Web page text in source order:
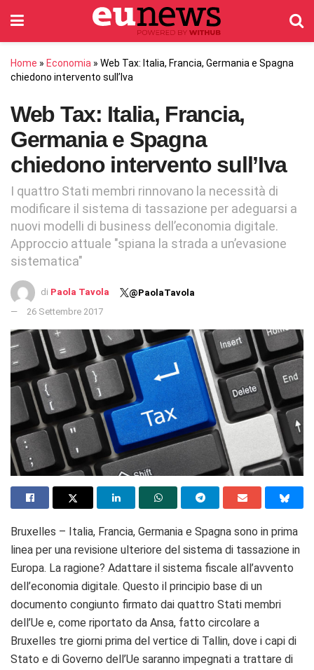
Home » Economia » Web Tax: Italia, Francia, Germania e Spagna
chiedono intervento sull’Iva
Web Tax: Italia, Francia,
Germania e Spagna
chiedono intervento sull’Iva
I quattro Stati membri rinnovano la necessità di
modificare il sistema di tassazione per adeguarsi a
nuovi modelli di business dell’economia digitale.
Approccio attuale "spiana la strada a un’evasione
sistematica"
di Paola Tavola
@PaolaTavola
26 Settembre 2017
Bruxelles – Italia, Francia, Germania e Spagna sono in prima
linea per una revisione ulteriore del sistema di tassazione in
Europa. La ragione? Adattare il sistema fiscale all’avvento
dell’economia digitale. Questo il principio base di un
documento congiunto firmato dai quattro Stati membri
dell’Ue e, come riportato da Ansa, fatto circolare a
Bruxelles tre giorni prima del vertice di Tallin, dove i capi di
Stato e di Governo dell’Ue saranno impegnati a trattare di